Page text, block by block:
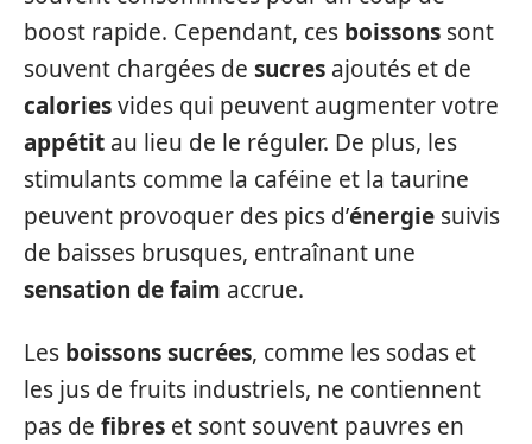
boost rapide. Cependant, ces boissons sont
souvent chargées de sucres ajoutés et de
caloriesvides qui peuvent augmenter votre
appétit au lieu de le réguler. De plus, les
stimulants comme la caféine et la taurine
peuvent provoquer des pics d’énergie suivis
de baisses brusques, entraînant une
sensation de faim accrue.
Les boissons sucrées, comme les sodas et
les jus de fruits industriels, ne contiennent
pas de fibres et sont souvent pauvres en